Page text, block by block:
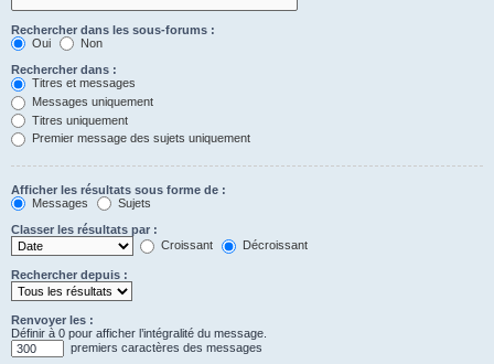
Rechercher dans les sous-forums :
Oui
Non
Rechercher dans :
Titres et messages
Messages uniquement
Titres uniquement
Premier message des sujets uniquement
Afficher les résultats sous forme de :
Messages
Sujets
Classer les résultats par :
Croissant
Décroissant
Rechercher depuis :
Renvoyer les :
Définir à 0 pour afficher l’intégralité du message.
premiers caractères des messages